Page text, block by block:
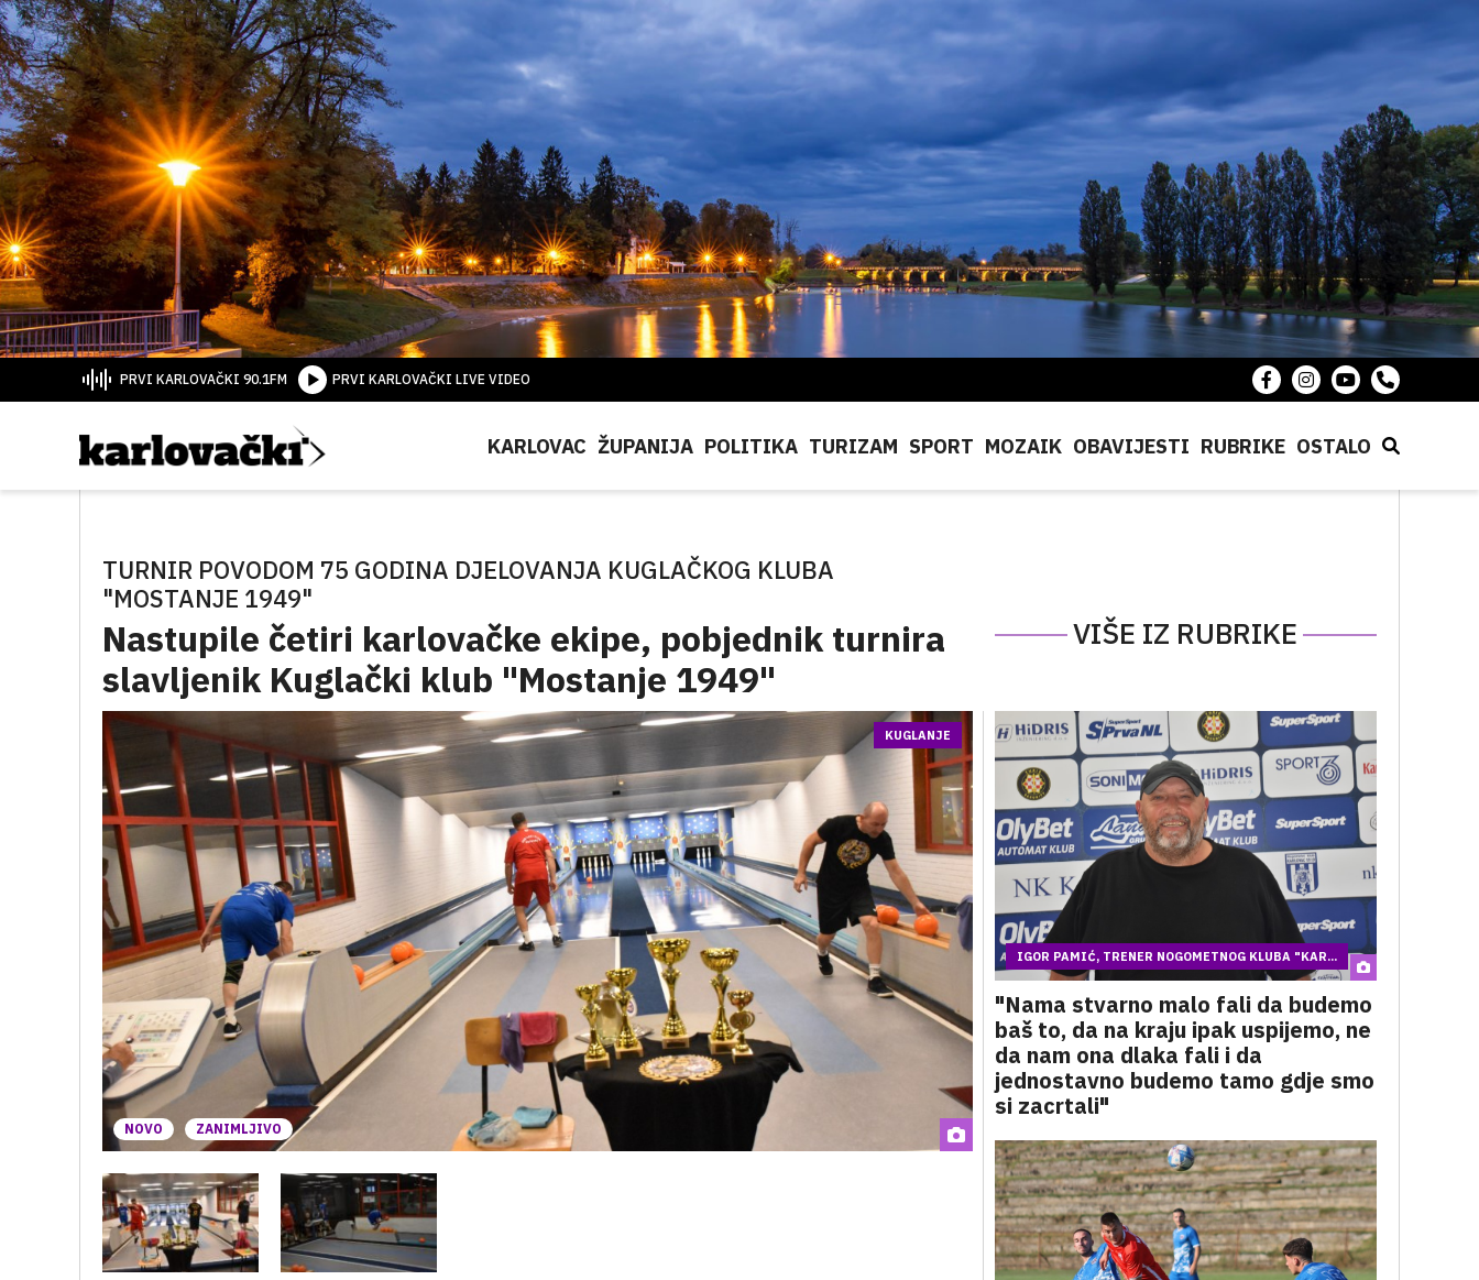
PRVI KARLOVAČKI 90.1FM PRVI KARLOVAČKI LIVE VIDEO
KARLOVAC ŽUPANIJA POLITIKA TURIZAM SPORT MOZAIK OBAVIJESTI RUBRIKE OSTALO
TURNIR POVODOM 75 GODINA DJELOVANJA KUGLAČKOG KLUBA
"MOSTANJE 1949"
Nastupile četiri karlovačke ekipe, pobjednik turnira
slavljenik Kuglački klub "Mostanje 1949"
VIŠE IZ RUBRIKE
NOVO ZANIMLJIVO
KUGLANJE
IGOR PAMIĆ, TRENER NOGOMETNOG KLUBA "KAR...
"Nama stvarno malo fali da budemo
baš to, da na kraju ipak uspijemo, ne
da nam ona dlaka fali i da
jednostavno budemo tamo gdje smo
si zacrtali"